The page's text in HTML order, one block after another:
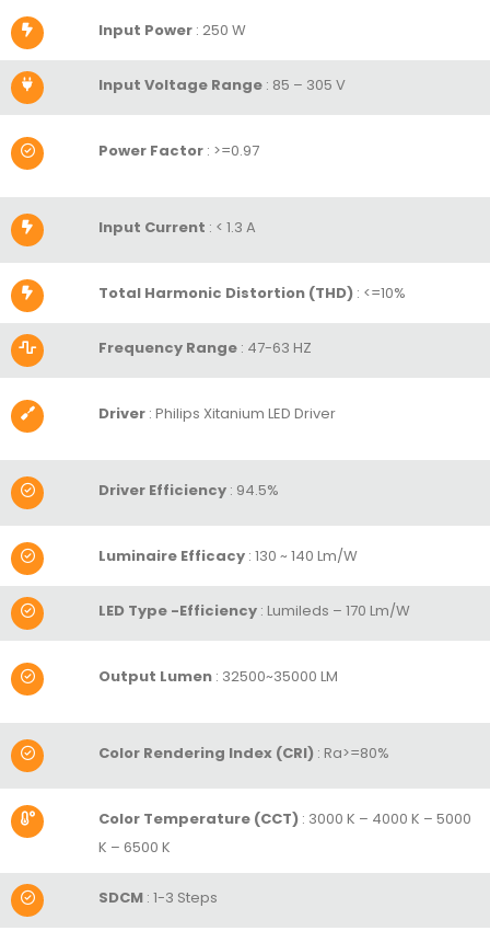
Input Power: 250 W
Input Voltage Range : 85 – 305 V
Power Factor: >=0.97
Input Current : < 1.3 A
Total Harmonic Distortion (THD) : <=10%
Frequency Range: 47-63 HZ
Driver: Philips Xitanium LED Driver
Driver Efficiency : 94.5%
Luminaire Efficacy: 130 ~ 140 Lm/W
LED Type -Efficiency: Lumileds – 170 Lm/W
Output Lumen: 32500~35000 LM
Color Rendering Index (CRI): Ra>=80%
Color Temperature (CCT): 3000 K – 4000 K – 5000
K – 6500 K
SDCM: 1-3 Steps